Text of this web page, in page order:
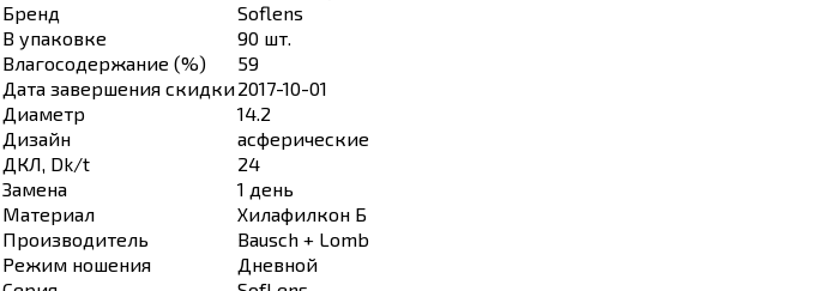
Бренд
Soflens
В упаковке
90 шт.
Влагосодержание (%)
59
Дата завершения скидки2017-10-01
Диаметр
14.2
Дизайн
асферические
ДКЛ, Dk/t
24
Замена
1 день
Материал
Хилафилкон Б
Производитель
Bausch + Lomb
Режим ношения
Дневной